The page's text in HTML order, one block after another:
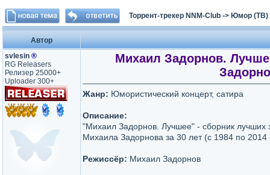
Торрент-трекер NNM-Club -> Юмор (ТВ)
Автор
svlesin ®
RG Releasers
Релизер 25000+
Uploader 300+
Михаил Задорнов.
Жанр: Юмористический концерт, сатира
Описание:
"Михаил Задорнов. Лучшее" - сборник лучших
Михаила Задорнова за 30 лет (с 1984 по 2014
Режиссёр: Михаил Задорнов